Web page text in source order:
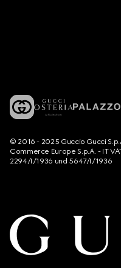
© 2016 - 2025 Guccio Gucci
Commerce Europe S.p.A. - IT
2294/I/1936 und 5647/I/1936